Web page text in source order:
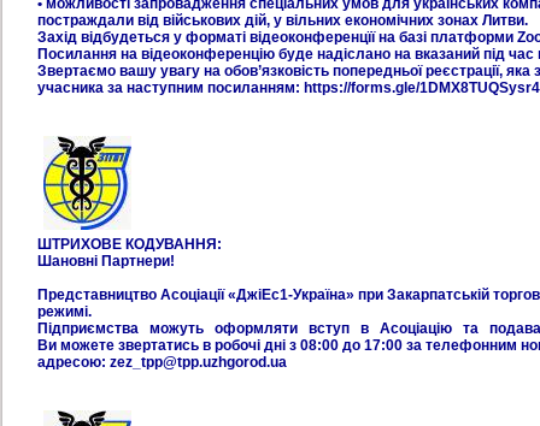
• можливості запровадження спеціальних умов для українських
постраждали від військових дій, у вільних економічних зонах Литви.
Захід відбудеться у форматі відеоконференцїї на базі платформи
Посилання на відеоконференцію буде надіслано на вказаний під час
Звертаємо вашу увагу на обов’язковість попередньої реєстрації,
учасника за наступним посиланням: https://forms.gle/
ШТРИХОВЕ КОДУВАННЯ:
Шановні Партнери!
Представництво Асоціації «ДжіЕс1-Україна» при Закарпатській
режимі.
Підприємства можуть оформляти вступ в Асоціацію та
Ви можете звертатись в робочі дні з 08:00 до 17:00 за телефонним
адресою: zez_tpp@tpp.uzhgorod.ua